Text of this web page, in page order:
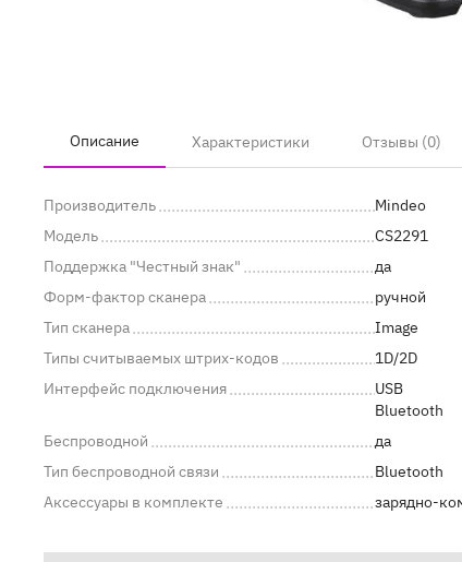
Описание Характеристики Отзывы (0)
Производитель
Mindeo
Модель
CS2291
Поддержка "Честный знак"
да
Форм-фактор сканера
ручной
Тип сканера
Image
Типы считываемых штрих-кодов
1D/2D
Интерфейс подключения
USB
Bluetooth
Беспроводной
да
Тип беспроводной связи
Bluetooth
Аксессуары в комплекте
зарядно-